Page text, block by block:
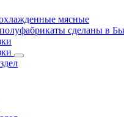
мясные
сделаны в